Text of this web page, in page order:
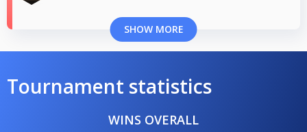
SHOW MORE
Tournament statistics
WINS OVERALL